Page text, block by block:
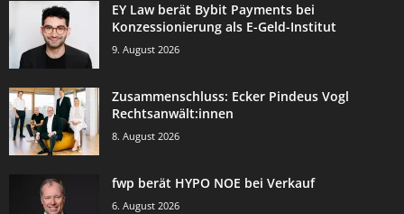
EY Law berät Bybit Payments bei
Konzessionierung als E-Geld-Institut
9. August 2026
Zusammenschluss: Ecker Pindeus Vogl
Rechtsanwält:innen
8. August 2026
fwp berät HYPO NOE bei Verkauf
6. August 2026